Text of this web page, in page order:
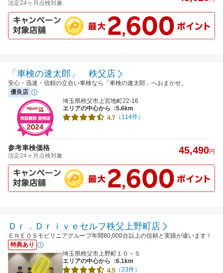
法定24ヶ月点検対象
「車検の速太郎」 秩父店
安心・迅速・信頼の立合い車検なら「車検の速太郎」へおまかせ。
優良店
埼玉県秩父市上宮地町22-16
エリアの中心から
:5.6km
4.7 （114件）
参考車検価格
法定24ヶ月点検対象 45,490円
Ｄｒ．Ｄｒｉｖｅセルフ秩父上野町店
ＥＮＥＯＳモビリニアグループ年間80,000台以上の信頼と実績が違います！
特典あり
埼玉県秩父市上野町１０－５
エリアの中心から
:6.1km
4.5 （23件）